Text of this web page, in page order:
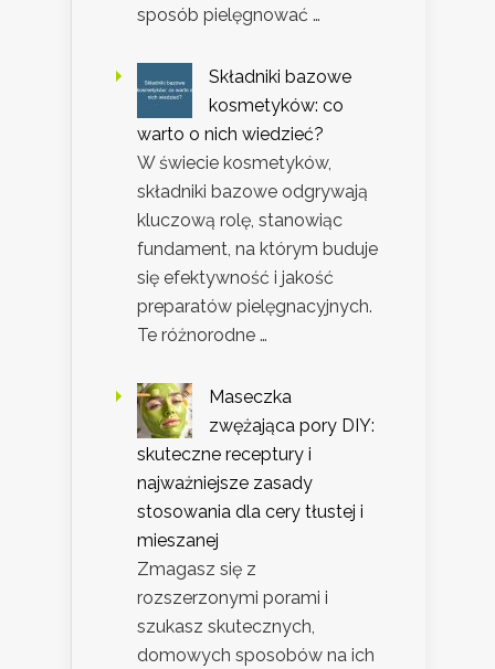
sposób pielęgnować …
Składniki bazowe
kosmetyków: co
warto o nich wiedzieć?
W świecie kosmetyków,
składniki bazowe odgrywają
kluczową rolę, stanowiąc
fundament, na którym buduje
się efektywność i jakość
preparatów pielęgnacyjnych.
Te różnorodne …
Maseczka
zwężająca pory DIY:
skuteczne receptury i
najważniejsze zasady
stosowania dla cery tłustej i
mieszanej
Zmagasz się z
rozszerzonymi porami i
szukasz skutecznych,
domowych sposobów na ich